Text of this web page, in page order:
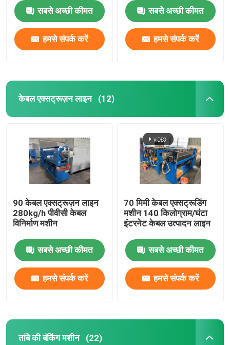
सबसे अच्छी कीमत
हमसे संपर्क करें
सबसे अच्छी कीमत
हमसे संपर्क करें
केबल एक्सट्रूज़न लाइन (12)
90 केबल एक्सट्रूज़न लाइन
280kg/h पीवीसी केबल
विनिर्माण मशीन
सबसे अच्छी कीमत
हमसे संपर्क करें
70 मिमी केबल एक्सट्रूडिंग
मशीन 140 किलोग्राम/घंटा
इंटरनेट केबल उत्पादन लाइन
सबसे अच्छी कीमत
हमसे संपर्क करें
तांबे की बंकिंग मशीन (22)